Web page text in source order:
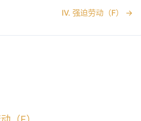
IV. 强迫劳动（F） →